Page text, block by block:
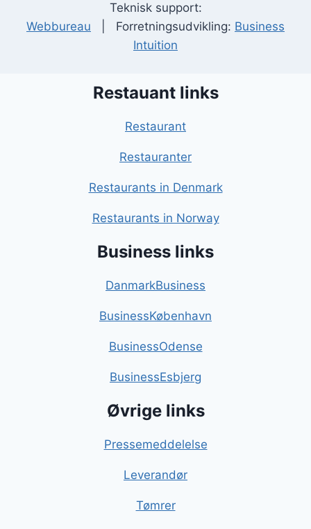
Teknisk support:
Webbureau | Forretningsudvikling: Business
Intuition
Restauant links
Restaurant
Restauranter
Restaurants in Denmark
Restaurants in Norway
Business links
DanmarkBusiness
BusinessKøbenhavn
BusinessOdense
BusinessEsbjerg
Øvrige links
Pressemeddelelse
Leverandør
Tømrer